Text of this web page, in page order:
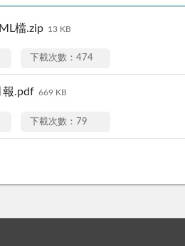
檔.zip 13 KB
下載次數：474
報.pdf 669 KB
下載次數：79